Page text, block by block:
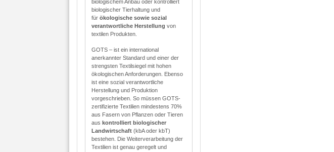
biologischem Anbau oder kontrolliert
biologischer Tierhaltung und
für ökologische sowie sozial
verantwortliche Herstellung von
textilen Produkten.
GOTS – ist ein international
anerkannter Standard und einer der
strengsten Textilsiegel mit hohen
ökologischen Anforderungen. Ebenso
ist eine sozial verantwortliche
Herstellung und Produktion
vorgeschrieben. So müssen GOTS-
zertifizierte Textilien mindestens 70%
aus Fasern von Pflanzen oder Tieren
aus kontrolliert biologischer
Landwirtschaft (kbA oder kbT)
bestehen. Die Weiterverarbeitung der
Textilien ist genau geregelt und